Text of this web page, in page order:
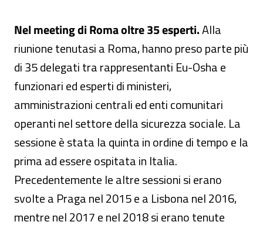
Nel meeting di Roma oltre 35 esperti.Alla
riunione tenutasi a Roma, hanno preso parte più
di 35 delegati tra rappresentanti Eu-Osha e
funzionari ed esperti di ministeri,
amministrazioni centrali ed enti comunitari
operanti nel settore della sicurezza sociale. La
sessione è stata la quinta in ordine di tempo e la
prima ad essere ospitata in Italia.
Precedentemente le altre sessioni si erano
svolte a Praga nel 2015 e a Lisbona nel 2016,
mentre nel 2017 e nel 2018 si erano tenute